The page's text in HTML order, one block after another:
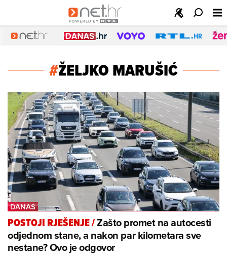
#ŽELJKO MARUŠIĆ
POSTOJI RJEŠENJE/Zašto promet na autocesti
odjednom stane, a nakon par kilometara sve
nestane? Ovo je odgovor